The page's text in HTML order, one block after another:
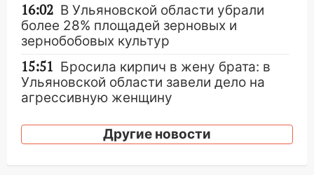
16:02 В Ульяновской области убрали
более 28% площадей зерновых и
зернобобовых культур
15:51 Бросила кирпич в жену брата: в
Ульяновской области завели дело на
агрессивную женщину
15:47 На улице Радищева сбили
курьера: крупная авария в Ульяновске
Другие новости